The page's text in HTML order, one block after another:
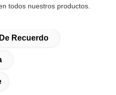
todos nuestros productos.
Recuerdo